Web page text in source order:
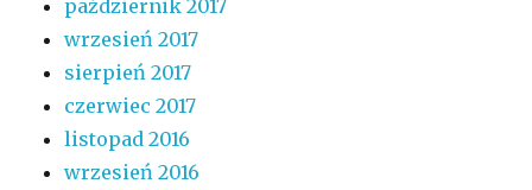
październik 2017
wrzesień 2017
sierpień 2017
czerwiec 2017
listopad 2016
wrzesień 2016